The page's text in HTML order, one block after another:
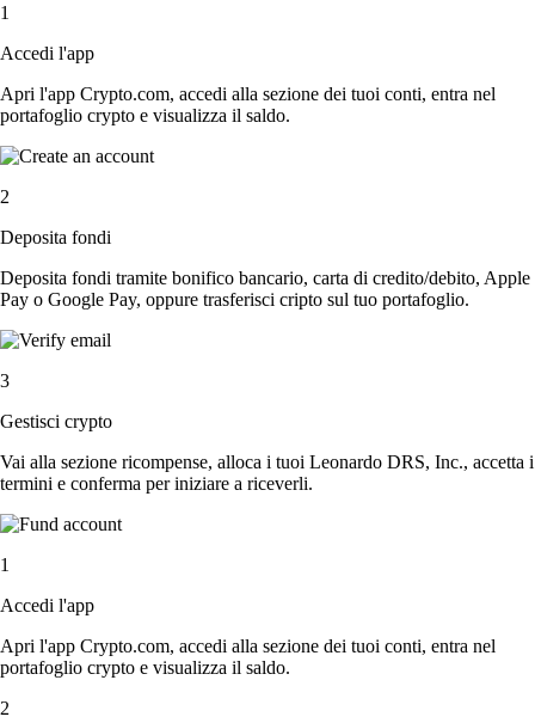
1
Accedi l'app
Apri l'app Crypto.com, accedi alla sezione dei tuoi conti, entra nel
portafoglio crypto e visualizza il saldo.
2
Deposita fondi
Deposita fondi tramite bonifico bancario, carta di credito/debito, Apple
Pay o Google Pay, oppure trasferisci cripto sul tuo portafoglio.
3
Gestisci crypto
Vai alla sezione ricompense, alloca i tuoi Leonardo DRS, Inc., accetta i
termini e conferma per iniziare a riceverli.
1
Accedi l'app
Apri l'app Crypto.com, accedi alla sezione dei tuoi conti, entra nel
portafoglio crypto e visualizza il saldo.
2